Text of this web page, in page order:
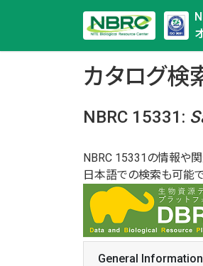
カタログ検
NBRC 15331 :
NBRC 15331の情報や
日本語での検索も可能で
General Information